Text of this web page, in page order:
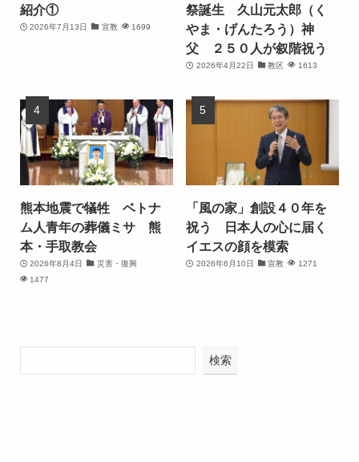
紹介①
2026年7月13日 宣教 1699
祭誕生 久山元太郎（く
やま・げんたろう）神
父 ２５０人が叙階祝う
2026年4月22日 教区 1613
熊本地震で犠牲 ベトナ
ム人青年の葬儀ミサ 熊
本・手取教会
2026年8月4日
災害・復興
1477
「風の家」創設４０年を
祝う 日本人の心に届く
イエスの顔を模索
2026年6月10日 宣教 1271
検索